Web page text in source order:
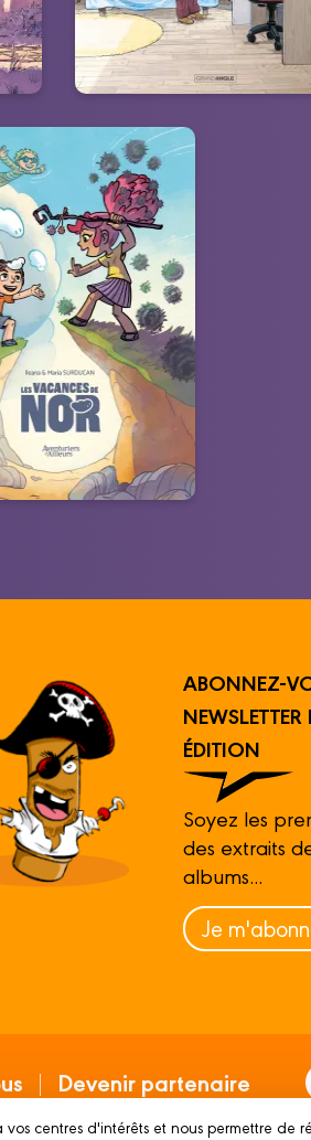
de
Nor
Tome 01
Date de parution :
fous rires et
vivez un formidable
été !
ABONNEZ-
ÉDITION
Soyez les
des extraits
albums...
Je
Devenir partenaire
centres d'intérêts et nous permettre de